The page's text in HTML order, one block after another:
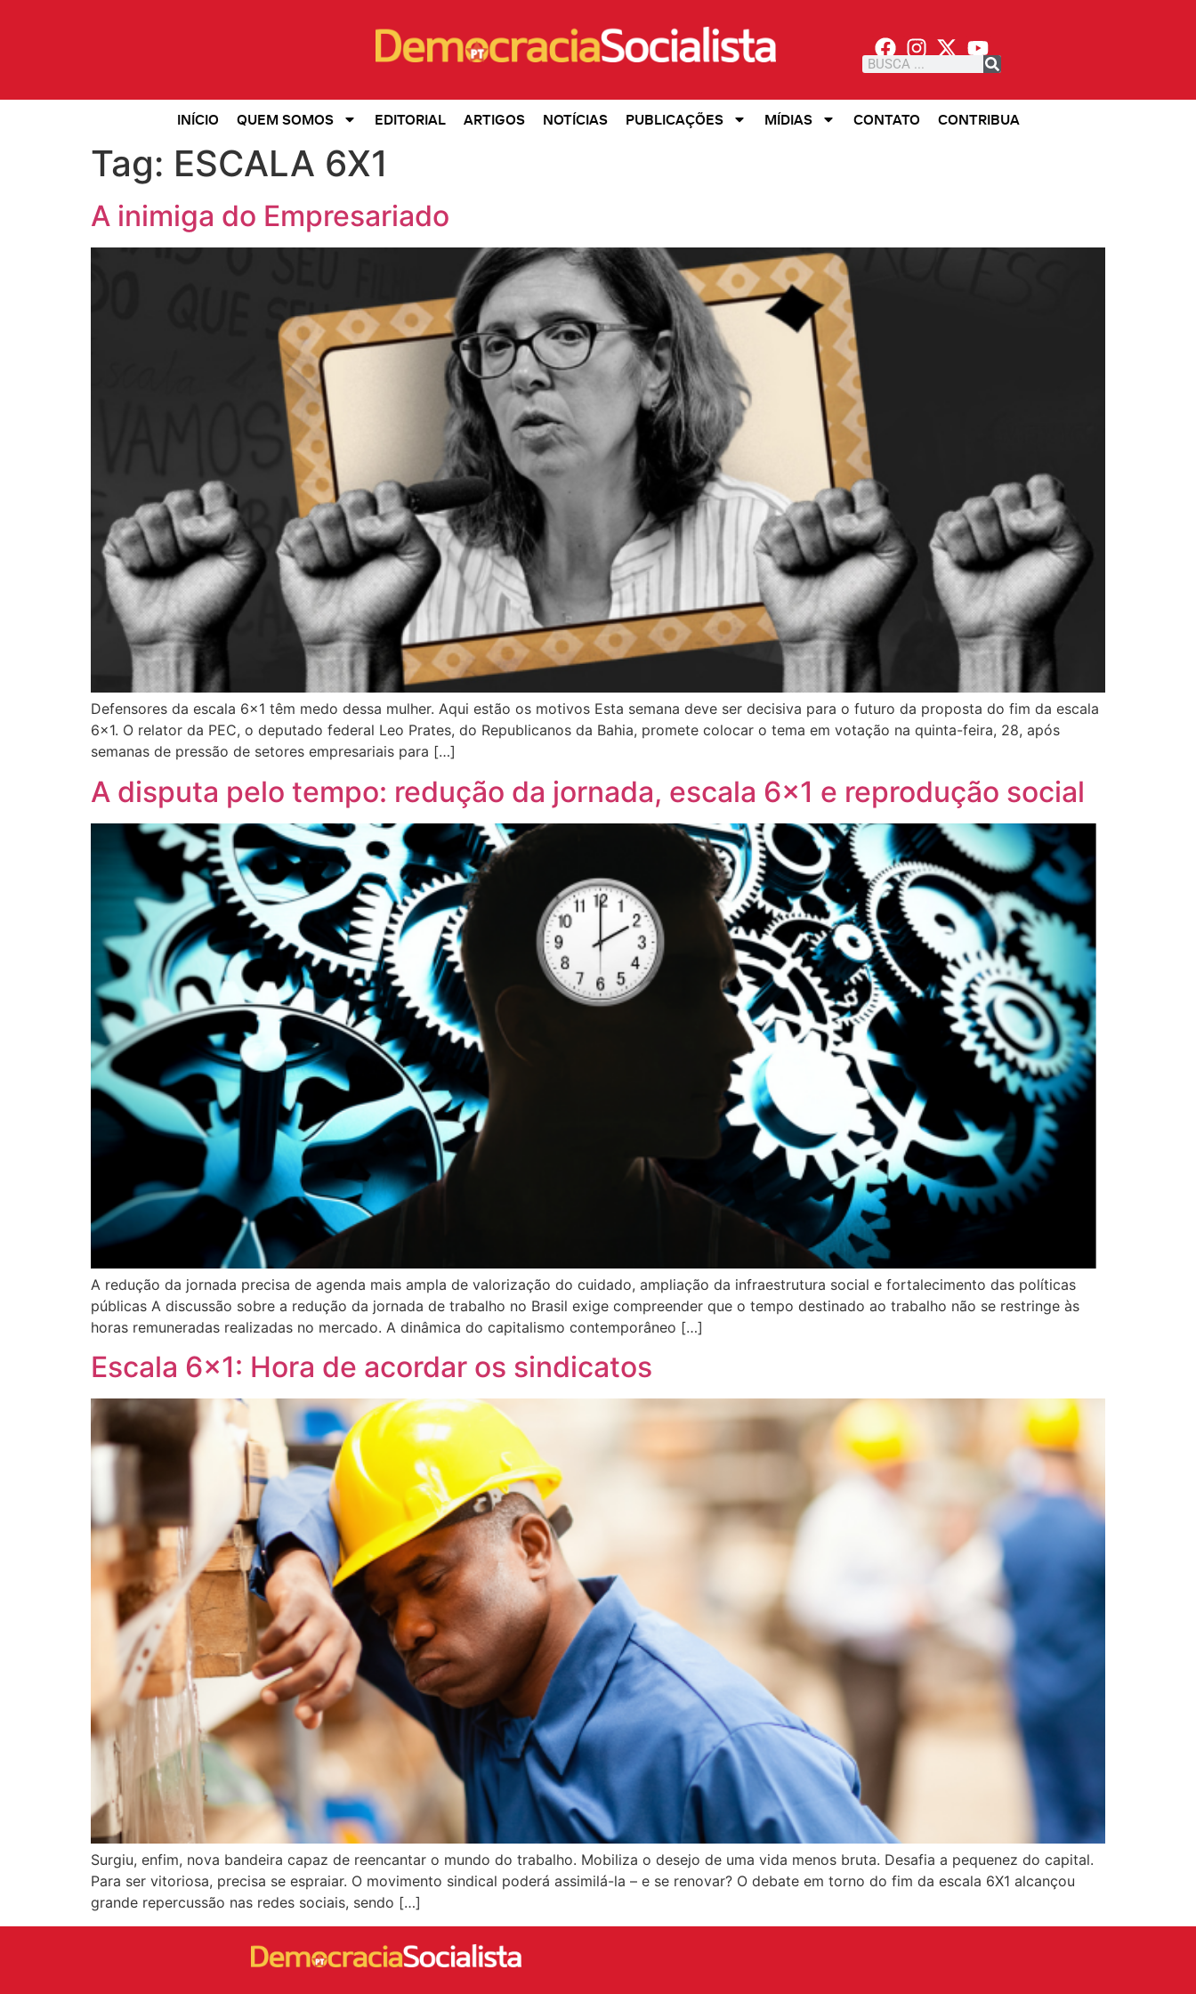
INÍCIO QUEM SOMOS EDITORIAL ARTIGOS NOTÍCIAS PUBLICAÇÕES MÍDIAS CONTATO CONTRIBUA
Tag: ESCALA 6X1
A inimiga do Empresariado
Defensores da escala 6×1 têm medo dessa mulher. Aqui estão os motivos Esta semana deve ser decisiva para o futuro da proposta do fim da escala
6×1. O relator da PEC, o deputado federal Leo Prates, do Republicanos da Bahia, promete colocar o tema em votação na quinta-feira, 28, após
semanas de pressão de setores empresariais para […]
A disputa pelo tempo: redução da jornada, escala 6×1 e reprodução social
A redução da jornada precisa de agenda mais ampla de valorização do cuidado, ampliação da infraestrutura social e fortalecimento das políticas
públicas A discussão sobre a redução da jornada de trabalho no Brasil exige compreender que o tempo destinado ao trabalho não se restringe às
horas remuneradas realizadas no mercado. A dinâmica do capitalismo contemporâneo […]
Escala 6×1: Hora de acordar os sindicatos
Surgiu, enfim, nova bandeira capaz de reencantar o mundo do trabalho. Mobiliza o desejo de uma vida menos bruta. Desafia a pequenez do capital.
Para ser vitoriosa, precisa se espraiar. O movimento sindical poderá assimilá-la – e se renovar? O debate em torno do fim da escala 6X1 alcançou
grande repercussão nas redes sociais, sendo […]